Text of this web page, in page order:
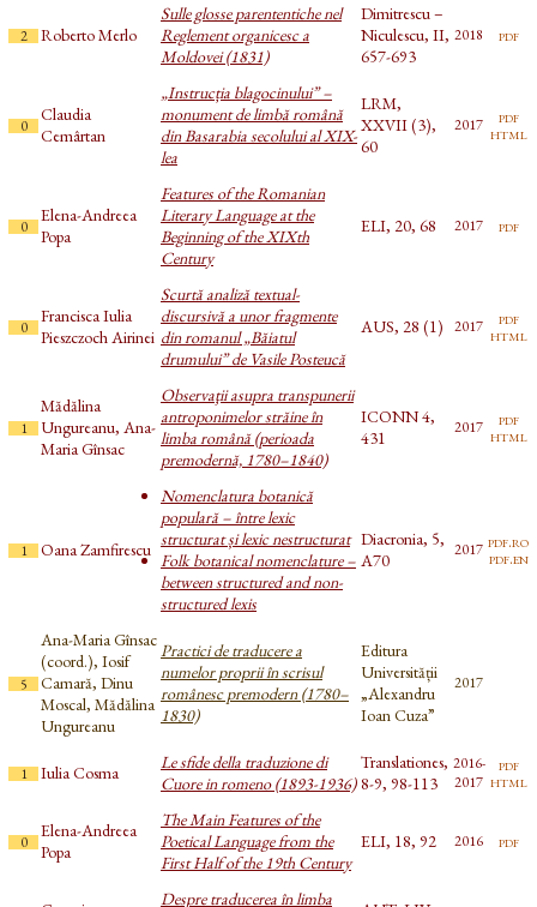
2 Roberto Merlo
Sulle glosse parententiche nel
Reglement organicesc a
Moldovei (1831)
Dimitrescu –
Niculescu, II,
657-693
2018 pdf
0
Claudia
Cemârtan
„Instrucția blagocinului” –
monument de limbă română
din Basarabia secolului al XIX-
lea
LRM,
XXVII (3),
60
2017 pdf
html
0
Elena-Andreea
Popa
Features of the Romanian
Literary Language at the
Beginning of the XIXth
Century
ELI, 20, 68 2017 pdf
0
Francisca Iulia
Pieszczoch Airinei
Scurtă analiză textual-
discursivă a unor fragmente
din romanul „Băiatul
drumului” de Vasile Posteucă
AUS, 28 (1) 2017 pdf
html
1
Mădălina
Ungureanu, Ana-
Maria Gînsac
Observaţii asupra transpunerii
antroponimelor străine în
limba română (perioada
premodernă, 1780–1840)
ICONN 4,
431
2017 pdf
html
1 Oana Zamfirescu
Nomenclatura botanică
populară – între lexic
structurat și lexic nestructurat
Folk botanical nomenclature –
between structured and non-
structured lexis
Diacronia, 5,
A70
2017 pdf.ro
pdf.en
5
Ana-Maria Gînsac
(coord.), Iosif
Camară, Dinu
Moscal, Mădălina
Ungureanu
Practici de traducere a
numelor proprii în scrisul
românesc premodern (1780–
1830)
Editura
Universității
„Alexandru
Ioan Cuza”
2017
1 Iulia Cosma
Le sfide della traduzione di
Cuore in romeno (1893-1936)
Translationes,
8-9, 98-113
2016-
2017
pdf
html
0
Elena-Andreea
Popa
The Main Features of the
Poetical Language from the
First Half of the 19th Century
ELI, 18, 92 2016 pdf
Despre traducerea în limba